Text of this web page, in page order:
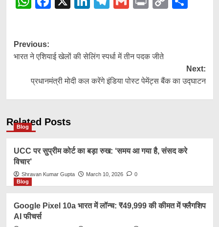
Post
navigation
Previous:
भारत ने एशियाई खेलों की सेलिंग स्पर्धा में तीन पदक जीते
Next:
प्रधानमंत्री मोदी कल करेंगे इंडिया पोस्ट पेमेंट्स बैंक का उद्घाटन
Related Posts
Blog
UCC पर सुप्रीम कोर्ट का बड़ा रुख: ‘समय आ गया है, संसद करे
विचार’
Shravan Kumar Gupta March 10, 2026
0
Blog
Google Pixel 10a भारत में लॉन्च: ₹49,999 की कीमत में फ्लैगशिप
AI फीचर्स